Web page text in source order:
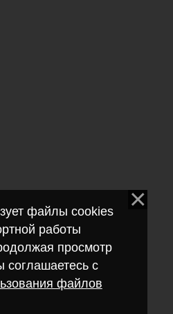
файлы cookies
работы
просмотр
соглашаетесь с
файлов